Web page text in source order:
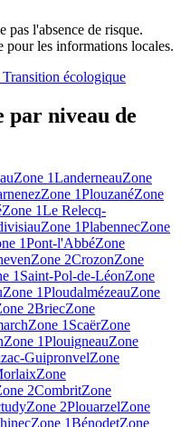
pas l'absence de risque.
pour les informations locales.
écologique
par niveau de
Zone 1LanderneauZone
Zone 1PlouzanéZone
Zone 1Le Relecq-
Zone 1PlabennecZone
1Pont-l'AbbéZone
Zone 2CrozonZone
1Saint-Pol-de-LéonZone
Zone 1PloudalmézeauZone
2BriecZone
Zone 1ScaërZone
Zone 1PlouigneauZone
GuipronvelZone
Zone
2CombritZone
Zone 2PlouarzelZone
Zone 1BénodetZone